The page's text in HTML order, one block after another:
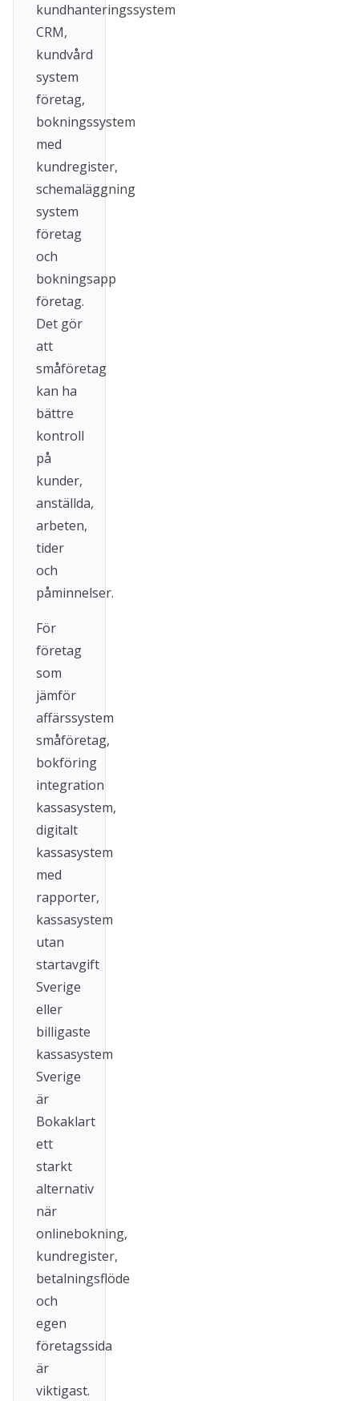
kundhanteringssystem
CRM,
kundvård
system
företag,
bokningssystem
med
kundregister,
schemaläggning
system
företag
och
bokningsapp
företag.
Det gör
att
småföretag
kan ha
bättre
kontroll
på
kunder,
anställda,
arbeten,
tider
och
påminnelser.
För
företag
som
jämför
affärssystem
småföretag,
bokföring
integration
kassasystem,
digitalt
kassasystem
med
rapporter,
kassasystem
utan
startavgift
Sverige
eller
billigaste
kassasystem
Sverige
är
Bokaklart
ett
starkt
alternativ
när
onlinebokning,
kundregister,
betalningsflöde
och
egen
företagssida
är
viktigast.